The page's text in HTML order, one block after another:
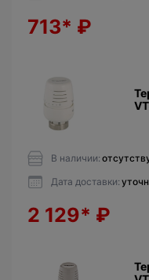
713* ₽
В наличии:
Дата доставки:
2 129* ₽